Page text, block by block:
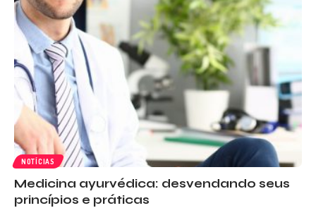
NOTÍCIAS
Medicina ayurvédica: desvendando seus
princípios e práticas